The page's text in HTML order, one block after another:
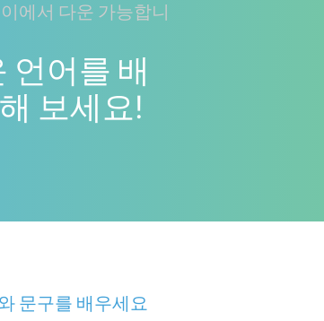
에서 다운 가능합니
언어를 배
보세요!
문구를 배우세요